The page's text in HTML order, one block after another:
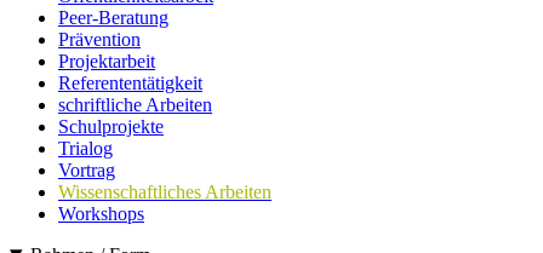
Peer-Beratung
Prävention
Projektarbeit
Referententätigkeit
schriftliche Arbeiten
Schulprojekte
Trialog
Vortrag
Wissenschaftliches Arbeiten
Workshops